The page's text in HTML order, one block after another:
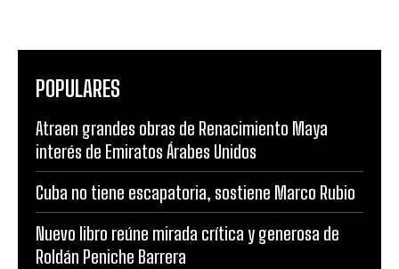
POPULARES
Atraen grandes obras de Renacimiento Maya
interés de Emiratos Árabes Unidos
Cuba no tiene escapatoria, sostiene Marco Rubio
Nuevo libro reúne mirada crítica y generosa de
Roldán Peniche Barrera